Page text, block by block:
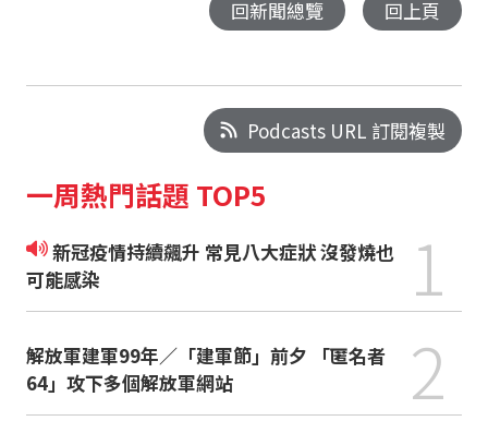
回新聞總覽 回上頁
Podcasts URL 訂閱複製
一周熱門話題 TOP5
新冠疫情持續飆升 常見八大症狀 沒發燒也
可能感染
1
解放軍建軍99年／「建軍節」前夕 「匿名者
64」攻下多個解放軍網站
2